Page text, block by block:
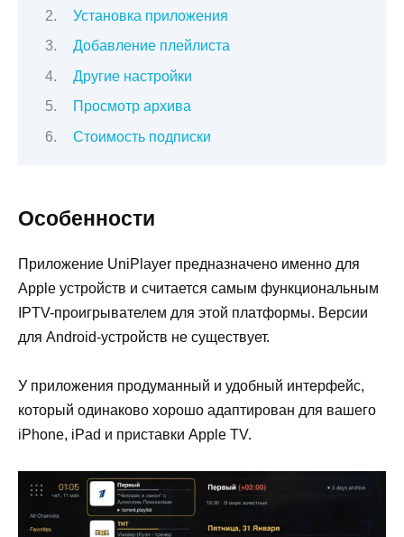
Установка приложения
Добавление плейлиста
Другие настройки
Просмотр архива
Стоимость подписки
Особенности
Приложение UniPlayer предназначено именно для
Apple устройств и считается самым функциональным
IPTV-проигрывателем для этой платформы. Версии
для Android-устройств не существует.
У приложения продуманный и удобный интерфейс,
который одинаково хорошо адаптирован для вашего
iPhone, iPad и приставки Apple TV.